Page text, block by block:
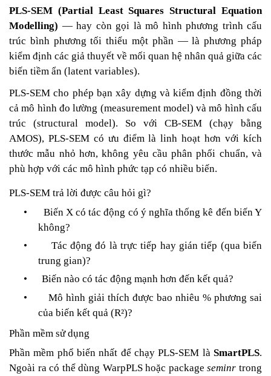
PLS-SEM (Partial Least Squares Structural Equation
Modelling) — hay còn gọi là mô hình phương trình cấu
trúc bình phương tối thiểu một phần — là phương pháp
kiểm định các giả thuyết về mối quan hệ nhân quả giữa các
biến tiềm ẩn (latent variables).
PLS-SEM cho phép bạn xây dựng và kiểm định đồng thời
cả mô hình đo lường (measurement model) và mô hình cấu
trúc (structural model). So với CB-SEM (chạy bằng
AMOS), PLS-SEM có ưu điểm là linh hoạt hơn với kích
thước mẫu nhỏ hơn, không yêu cầu phân phối chuẩn, và
phù hợp với các mô hình phức tạp có nhiều biến.
PLS-SEM trả lời được câu hỏi gì?
•
Biến X có tác động có ý nghĩa thống kê đến biến Y
không?
•
Tác động đó là trực tiếp hay gián tiếp (qua biến
trung gian)?
•
Biến nào có tác động mạnh hơn đến kết quả?
•
Mô hình giải thích được bao nhiêu % phương sai
của biến kết quả (R²)?
Phần mềm sử dụng
Phần mềm phổ biến nhất để chạy PLS-SEM là SmartPLS.
Ngoài ra có thể dùng WarpPLS hoặc packageseminr trong